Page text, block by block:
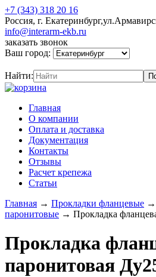
+7 (343) 318 20 16
Россия, г.
info@interarm-ekb.ru
заказать звонок
Ваш город:
Найти:
Главная
О компании
Оплата и доставка
Документация
Контакты
Отзывы
Расчет крепежа
Статьи
Главная → Прокладки фланцевые →
паронитовые → Прокладка
Прокладка
паронитовая